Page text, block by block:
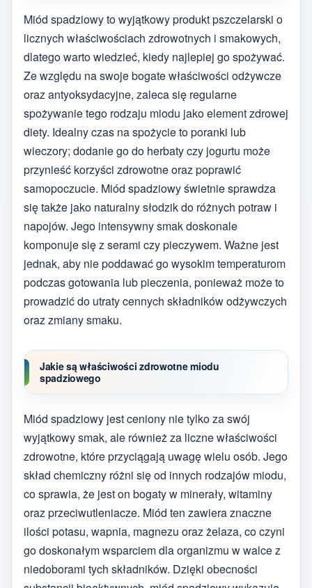
Miód spadziowy to wyjątkowy produkt pszczelarski o
licznych właściwościach zdrowotnych i smakowych,
dlatego warto wiedzieć, kiedy najlepiej go spożywać.
Ze względu na swoje bogate właściwości odżywcze
oraz antyoksydacyjne, zaleca się regularne
spożywanie tego rodzaju miodu jako element zdrowej
diety. Idealny czas na spożycie to poranki lub
wieczory; dodanie go do herbaty czy jogurtu może
przynieść korzyści zdrowotne oraz poprawić
samopoczucie. Miód spadziowy świetnie sprawdza
się także jako naturalny słodzik do różnych potraw i
napojów. Jego intensywny smak doskonale
komponuje się z serami czy pieczywem. Ważne jest
jednak, aby nie poddawać go wysokim temperaturom
podczas gotowania lub pieczenia, ponieważ może to
prowadzić do utraty cennych składników odżywczych
oraz zmiany smaku.
Jakie są właściwości zdrowotne miodu
spadziowego
Miód spadziowy jest ceniony nie tylko za swój
wyjątkowy smak, ale również za liczne właściwości
zdrowotne, które przyciągają uwagę wielu osób. Jego
skład chemiczny różni się od innych rodzajów miodu,
co sprawia, że jest on bogaty w minerały, witaminy
oraz przeciwutleniacze. Miód ten zawiera znaczne
ilości potasu, wapnia, magnezu oraz żelaza, co czyni
go doskonałym wsparciem dla organizmu w walce z
niedoborami tych składników. Dzięki obecności